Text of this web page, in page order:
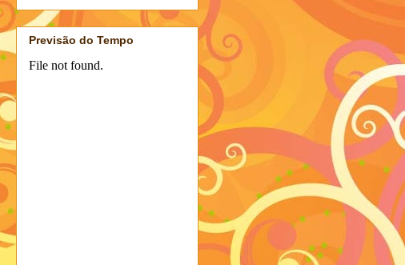
Previsão do Tempo